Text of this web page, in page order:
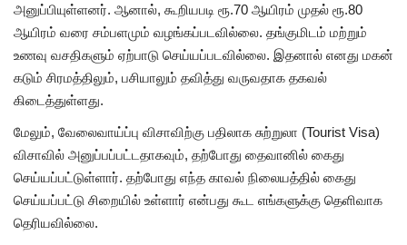
அனுப்பியுள்ளனர். ஆனால், கூறியபடி ரூ.70 ஆயிரம் முதல் ரூ.80
ஆயிரம் வரை சம்பளமும் வழங்கப்படவில்லை. தங்குமிடம் மற்றும்
உணவு வசதிகளும் ஏற்பாடு செய்யப்படவில்லை. இதனால் எனது மகன்
கடும் சிரமத்திலும், பசியாலும் தவித்து வருவதாக தகவல்
கிடைத்துள்ளது.
மேலும், வேலைவாய்ப்பு விசாவிற்கு பதிலாக சுற்றுலா (Tourist Visa)
விசாவில் அனுப்பப்பட்டதாகவும், தற்போது தைவானில் கைது
செய்யப்பட்டுள்ளார். தற்போது எந்த காவல் நிலையத்தில் கைது
செய்யப்பட்டு சிறையில் உள்ளார் என்பது கூட எங்களுக்கு தெளிவாக
தெரியவில்லை.